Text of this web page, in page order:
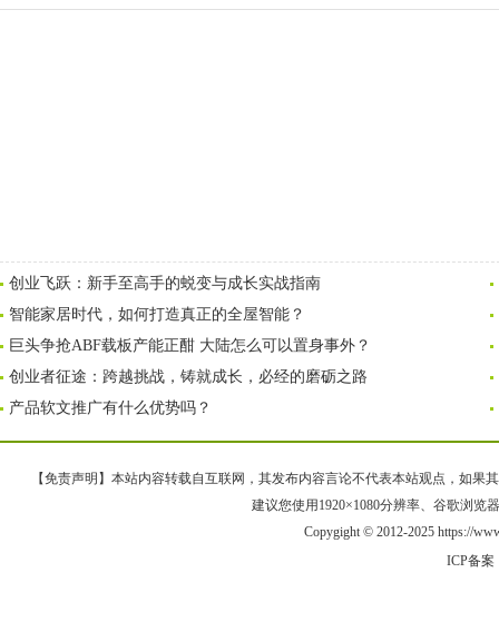
创业飞跃：新手至高手的蜕变与成长实战指南
智能家居时代，如何打造真正的全屋智能？
巨头争抢ABF载板产能正酣 大陆怎么可以置身事外？
创业者征途：跨越挑战，铸就成长，必经的磨砺之路
产品软文推广有什么优势吗？
【免责声明】本站内容转载自互联网，其发布内容言论不代表本站观点，如果
建议您使用1920×1080分辨率、谷歌浏览
Copygight © 2012-2025 https://
ICP备案